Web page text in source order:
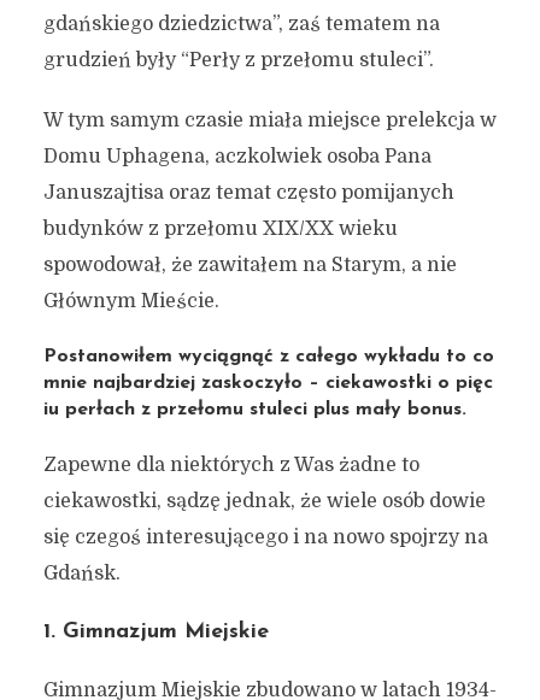
gdańskiego dziedzictwa”, zaś tematem na
grudzień były “Perły z przełomu stuleci”.
W tym samym czasie miała miejsce prelekcja w
Domu Uphagena, aczkolwiek osoba Pana
Januszajtisa oraz temat często pomijanych
budynków z przełomu XIX/XX wieku
spowodował, że zawitałem na Starym, a nie
Głównym Mieście.
Postanowiłem wyciągnąć z całego wykładu to co
mnie najbardziej zaskoczyło – ciekawostki o pięc
iu perłach z przełomu stuleci plus mały bonus.
Zapewne dla niektórych z Was żadne to
ciekawostki, sądzę jednak, że wiele osób dowie
się czegoś interesującego i na nowo spojrzy na
Gdańsk.
1. Gimnazjum Miejskie
Gimnazjum Miejskie zbudowano w latach 1934-